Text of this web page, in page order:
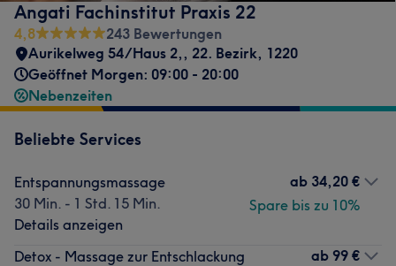
Angati Fachinstitut Praxis 22
4,8
243 Bewertungen
Aurikelweg 54/Haus 2,, 22. Bezirk, 1220
Geöffnet Morgen: 09:00 - 20:00
Nebenzeiten
Beliebte Services
Entspannungsmassage
30 Min. - 1 Std. 15 Min.
Details anzeigen
ab 34,20 €
Spare bis zu 10%
Detox - Massage zur Entschlackung
ab 99 €